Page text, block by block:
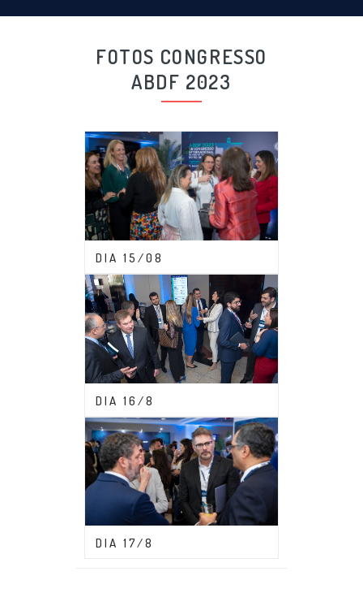
FOTOS CONGRESSO
ABDF 2023
DIA 15/08
CONGRESSO ABDF 2023
DIA 16/8
CONGRESSO ABDF 2023
DIA 17/8
CONGRESSO ABDF 2023